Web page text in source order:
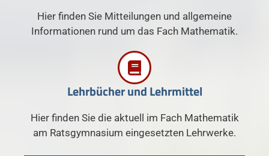
Hier finden Sie Mitteilungen und allgemeine
Informationen rund um das Fach Mathematik.
Lehrbücher und Lehrmittel
Hier finden Sie die aktuell im Fach Mathematik
am Ratsgymnasium eingesetzten Lehrwerke.